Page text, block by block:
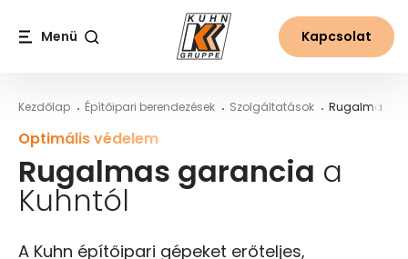
Rugalmas garancia a KuhntólGaranciális paraméterek a Kuhnnál
Menü Kapcsolat
Kezdőlap Építőipari berendezések Szolgáltatások Rugalmas
Optimális védelem
Rugalmas garancia a
Kuhntól
A Kuhn építőipari gépeket erőteljes,